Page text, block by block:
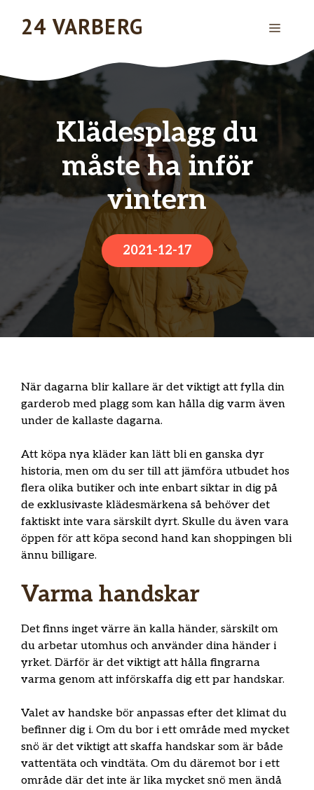
24 VARBERG MENY
Klädesplagg du
måste ha inför
vintern
2021-12-17
När dagarna blir kallare är det viktigt att fylla din
garderob med plagg som kan hålla dig varm även
under de kallaste dagarna.
Att köpa nya kläder kan lätt bli en ganska dyr
historia, men om du ser till att jämföra utbudet hos
flera olika butiker och inte enbart siktar in dig på
de exklusivaste klädesmärkena så behöver det
faktiskt inte vara särskilt dyrt. Skulle du även vara
öppen för att köpa second hand kan shoppingen bli
ännu billigare.
Varma handskar
Det finns inget värre än kalla händer, särskilt om
du arbetar utomhus och använder dina händer i
yrket. Därför är det viktigt att hålla fingrarna
varma genom att införskaffa dig ett par handskar.
Valet av handske bör anpassas efter det klimat du
befinner dig i. Om du bor i ett område med mycket
snö är det viktigt att skaffa handskar som är både
vattentäta och vindtäta. Om du däremot bor i ett
område där det inte är lika mycket snö men ändå